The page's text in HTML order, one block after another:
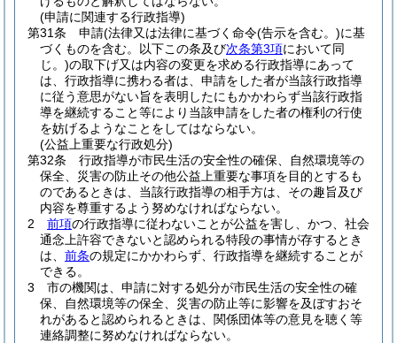
(申請に関連する行政指導)
第31条
申請(法律又は法律に基づく命令(告示を含む。)に基
づくものを含む。以下この条及び次条第3項において同
じ。)の取下げ又は内容の変更を求める行政指導にあって
は、行政指導に携わる者は、申請をした者が当該行政指導
に従う意思がない旨を表明したにもかかわらず当該行政指
導を継続すること等により当該申請をした者の権利の行使
を妨げるようなことをしてはならない。
(公益上重要な行政処分)
第32条
行政指導が市民生活の安全性の確保、自然環境等の
保全、災害の防止その他公益上重要な事項を目的とするも
のであるときは、当該行政指導の相手方は、その趣旨及び
内容を尊重するよう努めなければならない。
2
前項の行政指導に従わないことが公益を害し、かつ、社会
通念上許容できないと認められる特段の事情が存するとき
は、 前条の規定にかかわらず、行政指導を継続することが
できる。
3
市の機関は、申請に対する処分が市民生活の安全性の確
保、自然環境等の保全、災害の防止等に影響を及ぼすおそ
れがあると認められるときは、関係団体等の意見を聴く等
連絡調整に努めなければならない。